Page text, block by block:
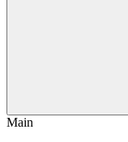
Main